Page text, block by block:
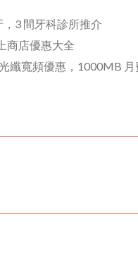
3 間牙科診所推介
商店優惠大全
纖寬頻優惠，1000MB 月